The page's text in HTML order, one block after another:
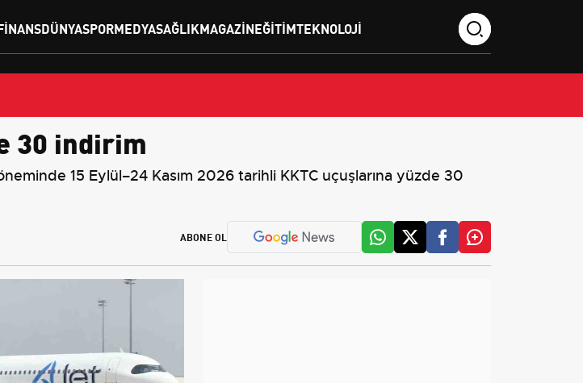
DÜNYASPORMEDYASAĞLIKMAGAZINEĞITIMTEKNOLOJI
30 indirim
15 Eylül–24 Kasım 2026 tarihli KKTC uçuşlarına yüzde 30
ABONE OL